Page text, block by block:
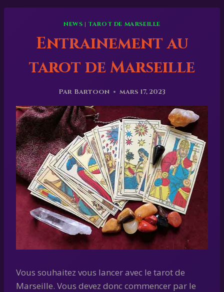
NEWS | TAROT DE MARSEILLE
Entrainement au
tarot de Marseille
Par Bartoon mars 17, 2023
Vous souhaitez vous lancer avec le tarot de
Marseille. Vous devez donc commencer par le